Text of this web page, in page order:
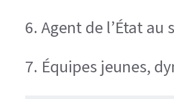
6. Agent de l’État
7. Équipes jeunes,